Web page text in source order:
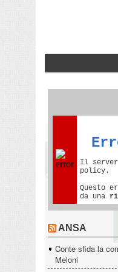
ANSA
Conte sfida la
Meloni